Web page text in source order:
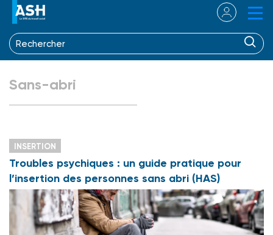
Sans-abri
INSERTION
Troubles psychiques : un guide pratique pour
l’insertion des personnes sans abri (HAS)